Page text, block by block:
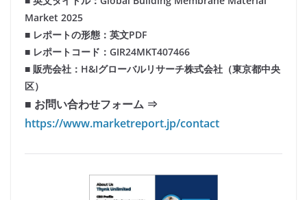
Market 2025
■ レポートの形態：英文PDF
■ レポートコード：GIR24MKT407466
■ 販売会社：H&Iグローバルリサーチ株式会社（東京都中央
区）
■ お問い合わせフォーム ⇒
https://www.marketreport.jp/contact